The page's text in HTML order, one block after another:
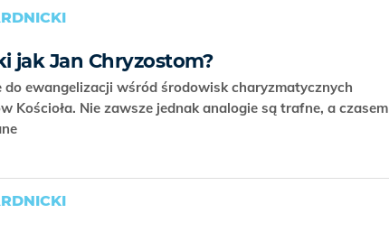
jak Jan Chryzostom?
do ewangelizacji wśród środowisk charyzmatycznych
Kościoła. Nie zawsze jednak analogie są trafne, a czasem